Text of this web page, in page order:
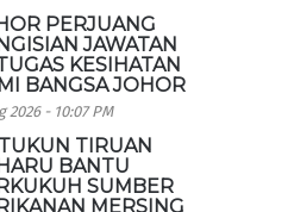
PERJUANG
JAWATAN
KESIHATAN
BANGSA JOHOR
2026 - 10:07 PM
TIRUAN
BANTU
SUMBER
MERSING